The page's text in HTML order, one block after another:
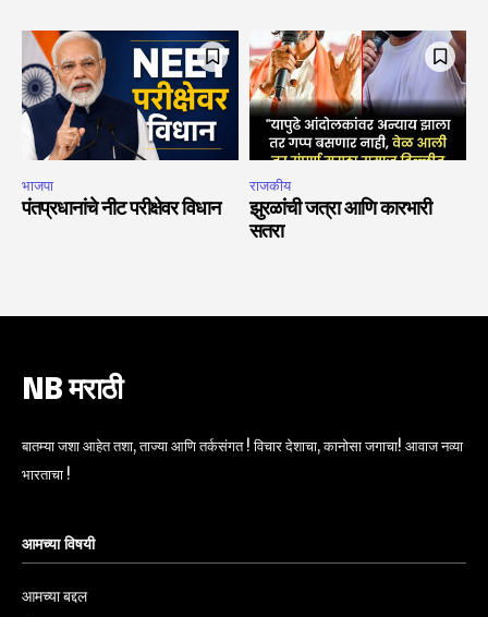
भाजपा
पंतप्रधानांचे नीट परीक्षेवर विधान
राजकीय
झुरळांची जत्रा आणि कारभारी
सतरा
NB मराठी
बातम्या जशा आहेत तशा, ताज्या आणि तर्कसंगत ! विचार देशाचा, कानोसा जगाचा! आवाज नव्या
भारताचा !
आमच्या विषयी
आमच्या बद्दल